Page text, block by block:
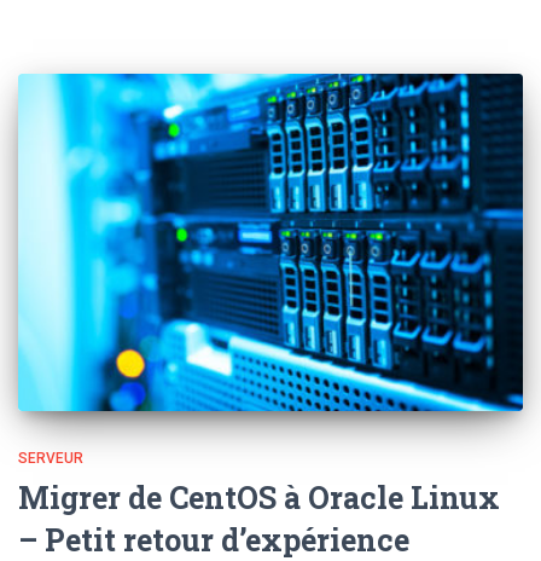
SERVEUR
Migrer de CentOS à Oracle Linux
– Petit retour d’expérience